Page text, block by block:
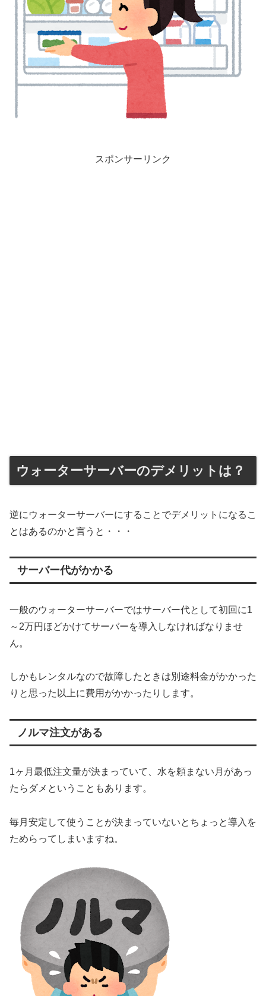
スポンサーリンク
ウォーターサーバーのデメリットは？
逆にウォーターサーバーにすることでデメリットになるこ
とはあるのかと言うと・・・
サーバー代がかかる
一般のウォーターサーバーではサーバー代として初回に1
～2万円ほどかけてサーバーを導入しなければなりませ
ん。
しかもレンタルなので故障したときは別途料金がかかった
りと思った以上に費用がかかったりします。
ノルマ注文がある
1ヶ月最低注文量が決まっていて、水を頼まない月があっ
たらダメということもあります。
毎月安定して使うことが決まっていないとちょっと導入を
ためらってしまいますね。